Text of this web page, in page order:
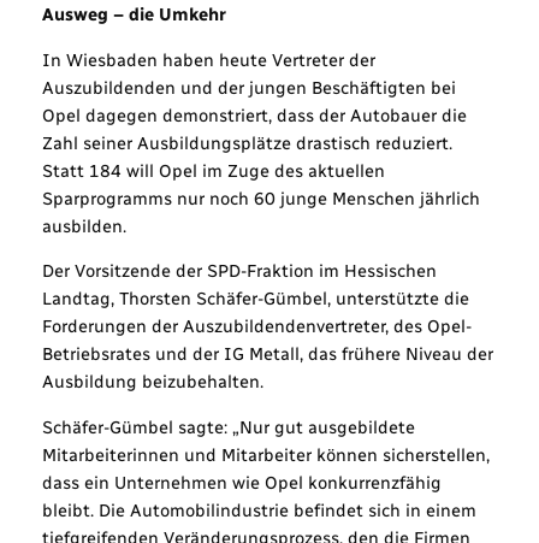
Ausweg – die Umkehr
In Wiesbaden haben heute Vertreter der
Auszubildenden und der jungen Beschäftigten bei
Opel dagegen demonstriert, dass der Autobauer die
Zahl seiner Ausbildungsplätze drastisch reduziert.
Statt 184 will Opel im Zuge des aktuellen
Sparprogramms nur noch 60 junge Menschen jährlich
ausbilden.
Der Vorsitzende der SPD-Fraktion im Hessischen
Landtag, Thorsten Schäfer-Gümbel, unterstützte die
Forderungen der Auszubildendenvertreter, des Opel-
Betriebsrates und der IG Metall, das frühere Niveau der
Ausbildung beizubehalten.
Schäfer-Gümbel sagte: „Nur gut ausgebildete
Mitarbeiterinnen und Mitarbeiter können sicherstellen,
dass ein Unternehmen wie Opel konkurrenzfähig
bleibt. Die Automobilindustrie befindet sich in einem
tiefgreifenden Veränderungsprozess, den die Firmen